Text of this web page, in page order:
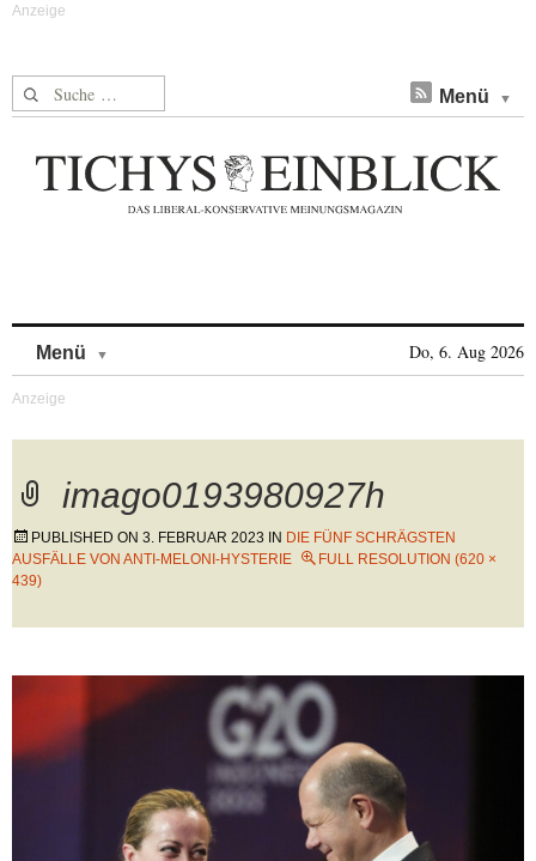
Suche nach: Menü
Menü Do, 6. Aug 2026
imago0193980927h
PUBLISHED ON 3. FEBRUAR 2023 IN DIE FÜNF SCHRÄGSTEN
AUSFÄLLE VON ANTI-MELONI-HYSTERIE
FULL RESOLUTION (620 ×
439)